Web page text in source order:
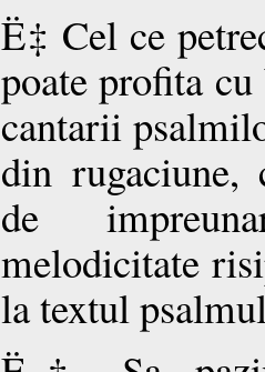
Ë‡ Cel ce
poate profita
cantarii
din rugaciune,
de
melodicitate
la textul